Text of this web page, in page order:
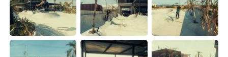
Français Deutsch
日本語 한국어